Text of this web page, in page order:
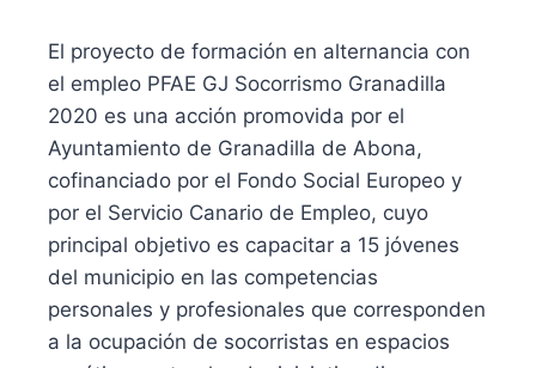
El proyecto de formación en alternancia con
el empleo PFAE GJ Socorrismo Granadilla
2020 es una acción promovida por el
Ayuntamiento de Granadilla de Abona,
cofinanciado por el Fondo Social Europeo y
por el Servicio Canario de Empleo, cuyo
principal objetivo es capacitar a 15 jóvenes
del municipio en las competencias
personales y profesionales que corresponden
a la ocupación de socorristas en espacios